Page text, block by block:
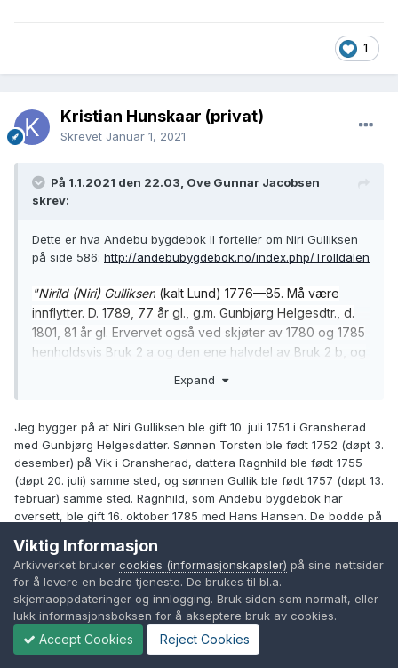
1
Kristian Hunskaar (privat)
Skrevet Januar 1, 2021
På 1.1.2021 den 22.03, Ove Gunnar Jacobsen
skrev:
Dette er hva Andebu bygdebok II forteller om Niri Gulliksen
på side 586: http://andebubygdebok.no/index.php/Trolldalen
"Nirild (Niri) Gulliksen (kalt Lund) 1776—85. Må være
innflytter. D. 1789, 77 år gl., g.m. Gunbjørg Helgesdtr., d.
1801, 81 år gl. Ervervet også ved skjøter av 1780 og 1785
henholdsvis Bruk 2 a og den ene halvdel av Bruk 2 b, og
av sin samlede eiendom til sønnen Gullik Nirildsen (se
pris til en annen sønn Torsten Nirildsen, som i 1751
avhendet sin del til Gullik. Nirild og hans hustru Gunbjørg
fikk opphold i 1785, likeså Nirilds bror Halvor Gulliksen,
som d. 1789, 80 år gl. Torsten flyttet til Skjeggerød i
Ramnes, deretter til Mørken og kom så
Dette må være de samme folkene som Dag Thorsdalen
nevner i sitt siste innlegg. Opplysningen om at Niri er født
i Gransherad kommer fra Kristian Hunskaar i hans svar til
meg i april 2018 som jeg la inn i mitt første innlegg.
Expand
Jeg bygger på at Niri Gulliksen ble gift 10. juli 1751 i Gransherad
med Gunbjørg Helgesdatter. Sønnen Torsten ble født 1752 (døpt 3.
desember) på Vik i Gransherad, dattera Ragnhild ble født 1755
(døpt 20. juli) samme sted, og sønnen Gullik ble født 1757 (døpt 13.
februar) samme sted. Ragnhild, som Andebu bygdebok har
oversett, ble gift 16. oktober 1785 med Hans Hansen. De bodde på
I 1785 fikk Niri Gulliksen, kona Gunbjørg Helgesdatterog broren
Halvor Gulliksenopphold på Trolldalen (Søndre Jarlsberg sskr.,
pantebok I-6a, fol. 209a). Halvor Gulliksen Trolldalen ble gravlagt
14. november 1789.
EndretJanuar 1, 2021 av Kristian Hunskaar (privat)
Viktig Informasjon
Arkivverket bruker cookies (informasjonskapsler) på sine nettsider
for å levere en bedre tjeneste. De brukes til bl.a.
skjemaoppdateringer og innlogging. Bruk siden som normalt, eller
lukk informasjonsboksen for å akseptere bruk av cookies.
Accept Cookies Reject Cookies